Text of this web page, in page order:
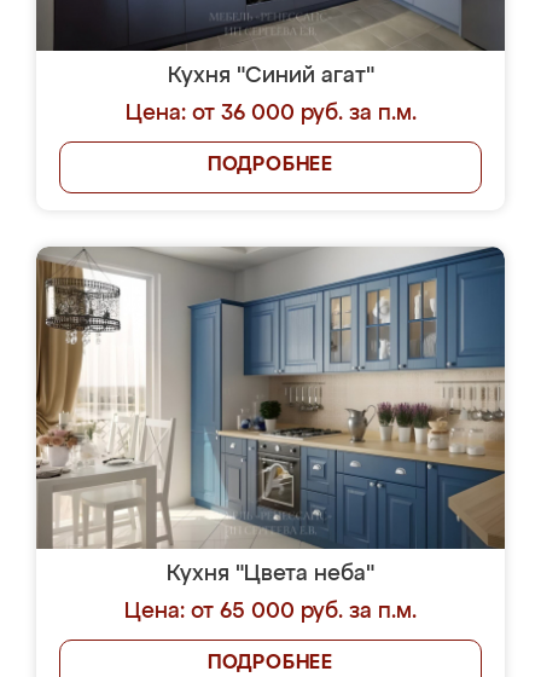
Кухня "Синий агат"
Цена: от 36 000 руб. за п.м.
ПОДРОБНЕЕ
Кухня "Цвета неба"
Цена: от 65 000 руб. за п.м.
ПОДРОБНЕЕ